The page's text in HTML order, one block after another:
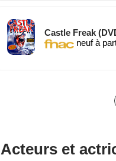
Castle Freak
neuf à
Acteurs et